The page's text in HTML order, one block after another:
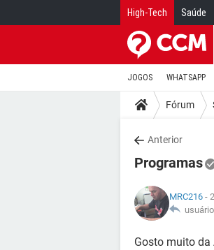
High-Tech Saúde
JOGOS WHATSAPP
Fórum
Anterior
Programas
MRC216 -
Gosto muito da